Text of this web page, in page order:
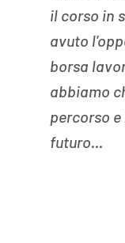
il corso in
avuto
borsa
abbiamo
percorso
futuro...